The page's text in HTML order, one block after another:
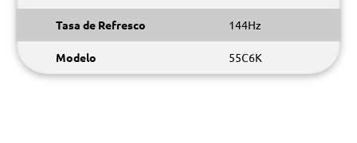
Tasa de Refresco 144Hz
Modelo 55C6K